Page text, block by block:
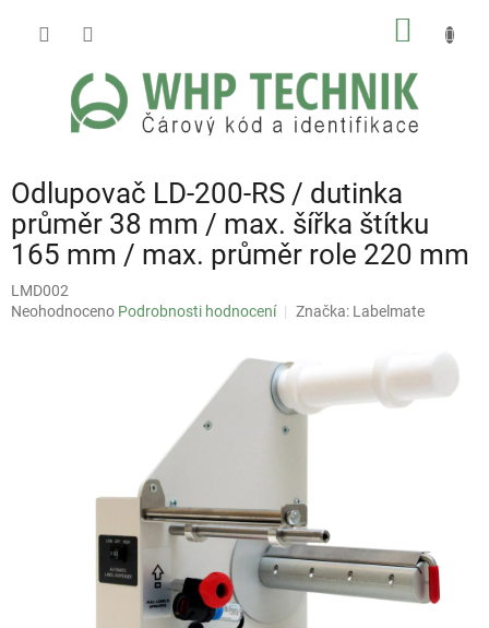
Odlupovač LD-200-RS / dutinka
průměr 38 mm / max. šířka štítku
165 mm / max. průměr role 220 mm
LMD002
Průměrné
Neohodnoceno Podrobnosti hodnocení Značka: Labelmate